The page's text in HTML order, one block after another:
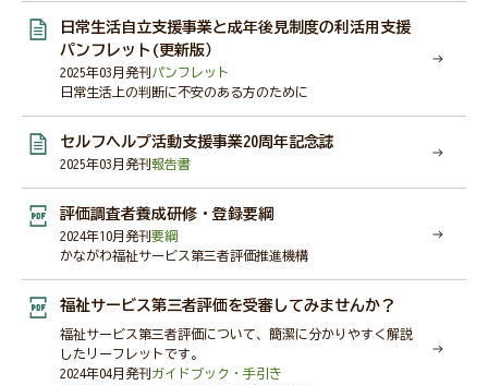
2025年03月発刊 パンフレット
日常生活上の判断に不安のある方のために
日常生活自立支援事業と成年後見制度の利活用支援
パンフレット(更新版）
2025年03月発刊報告書
セルフヘルプ活動支援事業20周年記念誌
2024年10月発刊要綱
かながわ福祉サービス第三者評価推進機構
評価調査者養成研修・登録要綱
2024年04月発刊ガイドブック・手引き
福祉サービス第三者評価を受審してみませんか？
福祉サービス第三者評価について、簡潔に分かりやすく解説
したリーフレットです。
所在地・連絡先
リンク
サイトマップ
サイト内検索
当サイトご利用に当たって
著作権・免責事項
個人情報保護について
アクセシビリティについて